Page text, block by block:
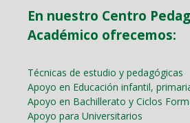
En nuestro Centro
Académico ofrecemos:
Técnicas de estudio y pedagógicas
Apoyo en Educación infantil,
Apoyo en Bachillerato y Ciclos
Apoyo para Universitarios